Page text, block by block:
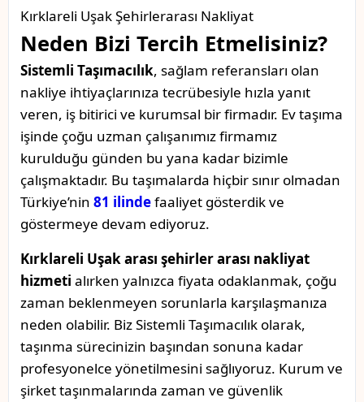
Kırklareli Uşak Şehirlerarası Nakliyat
Neden Bizi Tercih Etmelisiniz?
Sistemli Taşımacılık, sağlam referansları olan
nakliye ihtiyaçlarınıza tecrübesiyle hızla yanıt
veren, iş bitirici ve kurumsal bir firmadır. Ev taşıma
işinde çoğu uzman çalışanımız firmamız
kurulduğu günden bu yana kadar bizimle
çalışmaktadır. Bu taşımalarda hiçbir sınır olmadan
Türkiye’nin 81 ilindefaaliyet gösterdik ve
göstermeye devam ediyoruz.
Kırklareli Uşak arası şehirler arası nakliyat
hizmeti alırken yalnızca fiyata odaklanmak, çoğu
zaman beklenmeyen sorunlarla karşılaşmanıza
neden olabilir. Biz Sistemli Taşımacılık olarak,
taşınma sürecinizin başından sonuna kadar
profesyonelce yönetilmesini sağlıyoruz. Kurum ve
şirket taşınmalarında zaman ve güvenlik